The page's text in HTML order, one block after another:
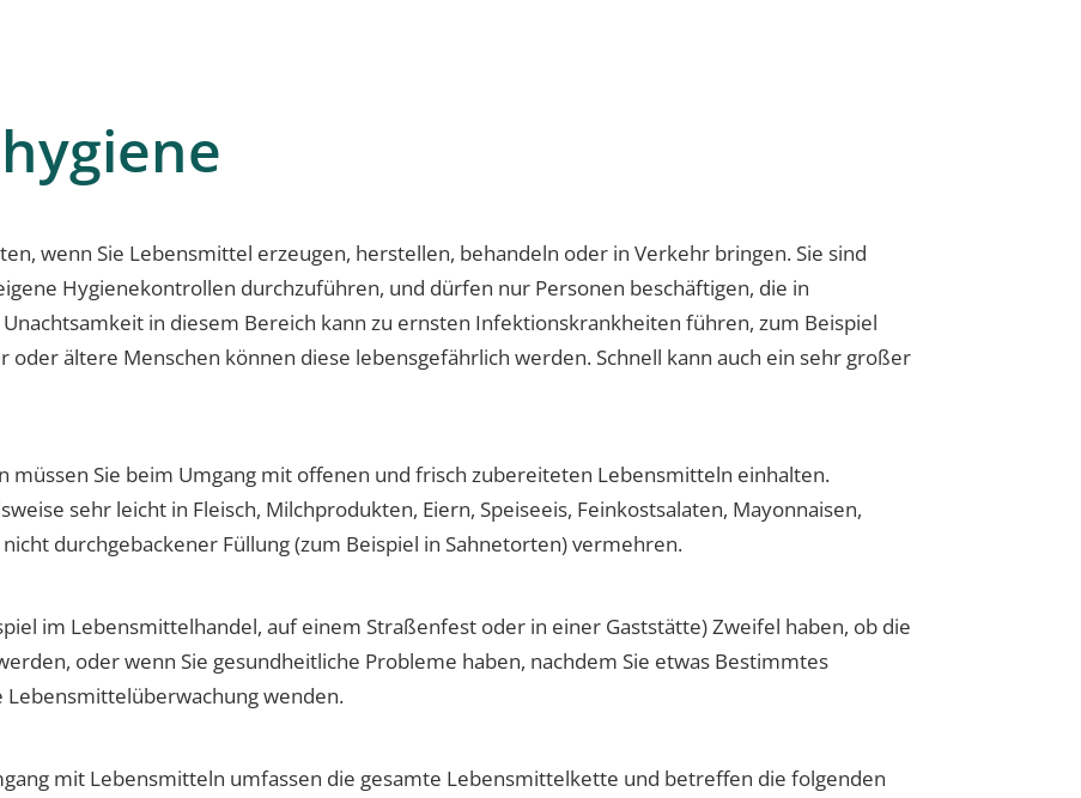
wenn Sie Lebensmittel erzeugen, herstellen, behandeln oder in Verkehr bringen. Sie sind
Hygienekontrollen durchzuführen, und dürfen nur Personen beschäftigen, die in
Unachtsamkeit in diesem Bereich kann zu ernsten Infektionskrankheiten führen, zum Beispiel
oder ältere Menschen können diese lebensgefährlich werden. Schnell kann auch ein sehr großer
müssen Sie beim Umgang mit offenen und frisch zubereiteten Lebensmitteln einhalten.
sehr leicht in Fleisch, Milchprodukten, Eiern, Speiseeis, Feinkostsalaten, Mayonnaisen,
durchgebackener Füllung(zum Beispiel in Sahnetorten)vermehren.
im Lebensmittelhandel, auf einem Straßenfest oder in einer Gaststätte) Zweifel haben, ob die
oder wenn Sie gesundheitliche Probleme haben, nachdem Sie etwas Bestimmtes
Lebensmittelüberwachung wenden.
mit Lebensmitteln umfassen die gesamte Lebensmittelkette und betreffen die folgenden